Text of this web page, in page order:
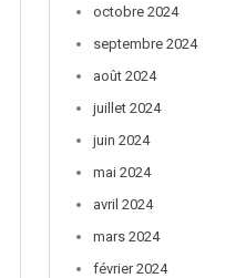
octobre 2024
septembre 2024
août 2024
juillet 2024
juin 2024
mai 2024
avril 2024
mars 2024
février 2024